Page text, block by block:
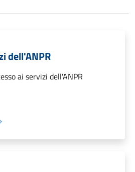
dell'ANPR
ai servizi dell'ANPR